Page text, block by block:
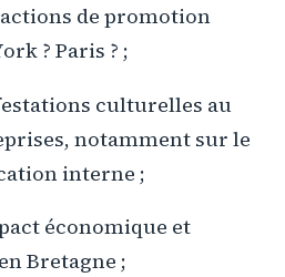
de promotion
? Paris ? ;
culturelles au
notamment sur le
interne ;
économique et
Bretagne ;